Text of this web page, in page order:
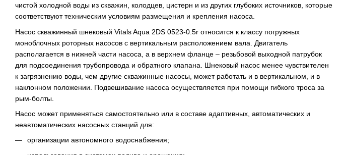
чистой холодной воды из скважин, колодцев, цистерн и из других глубоких источников, которые
соответствуют техническим условиям размещения и крепления насоса.
Насос скважинный шнековый Vitals Aqua 2DS 0523-0.5r относится к классу погружных
моноблочных роторных насосов с вертикальным расположением вала. Двигатель
располагается в нижней части насоса, а в верхнем фланце – резьбовой выходной патрубок
для подсоединения трубопровода и обратного клапана. Шнековый насос менее чувствителен
к загрязнению воды, чем другие скважинные насосы, может работать и в вертикальном, и в
наклонном положении. Подвешивание насоса осуществляется при помощи гибкого троса за
рым-болты.
Насос может применяться самостоятельно или в составе адаптивных, автоматических и
неавтоматических насосных станций для:
организации автономного водоснабжения;